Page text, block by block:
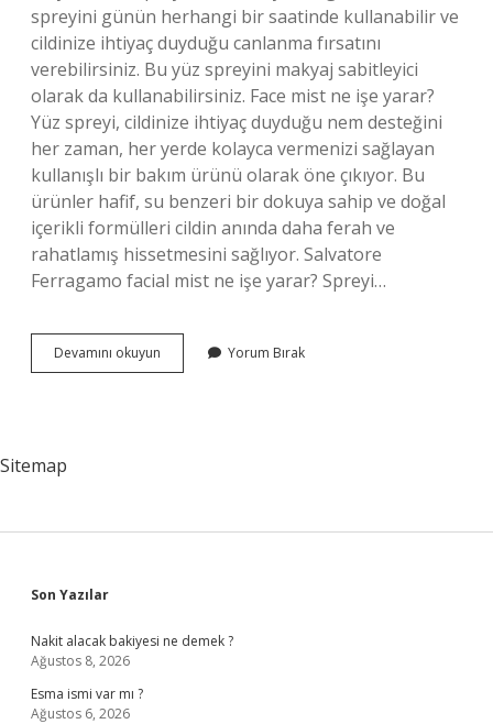
spreyini günün herhangi bir saatinde kullanabilir ve
cildinize ihtiyaç duyduğu canlanma fırsatını
verebilirsiniz. Bu yüz spreyini makyaj sabitleyici
olarak da kullanabilirsiniz. Face mist ne işe yarar?
Yüz spreyi, cildinize ihtiyaç duyduğu nem desteğini
her zaman, her yerde kolayca vermenizi sağlayan
kullanışlı bir bakım ürünü olarak öne çıkıyor. Bu
ürünler hafif, su benzeri bir dokuya sahip ve doğal
içerikli formülleri cildin anında daha ferah ve
rahatlamış hissetmesini sağlıyor. Salvatore
Ferragamo facial mist ne işe yarar? Spreyi…
Devamını okuyun
Misti
Yorum Bırak
Sitemap
Sidebar
Son Yazılar
Nakit alacak bakiyesi ne demek ?
Ağustos 8, 2026
Esma ismi var mı ?
Ağustos 6, 2026